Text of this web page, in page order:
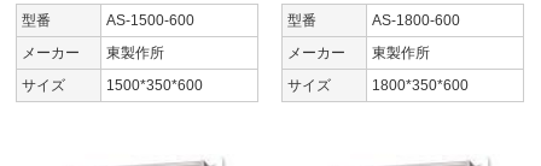
型番
AS-1500-600
メーカー
東製作所
サイズ
1500*350*600
型番
AS-1800-600
メーカー
東製作所
サイズ
1800*350*600